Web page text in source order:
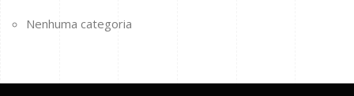
Nenhuma categoria